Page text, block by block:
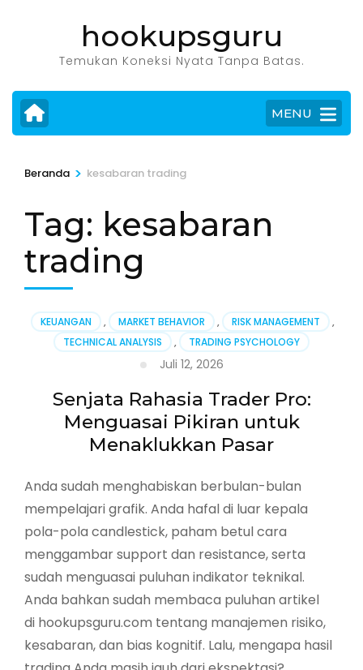
Enter)
hookupsguru
Temukan Koneksi Nyata Tanpa Batas.
MENU
Beranda > kesabaran trading
Tag: kesabaran
trading
KEUANGAN , MARKET BEHAVIOR , RISK MANAGEMENT
,
TECHNICAL ANALYSIS
, TRADING PSYCHOLOGY
Juli 12, 2026
Senjata Rahasia Trader Pro:
Menguasai Pikiran untuk
Menaklukkan Pasar
Anda sudah menghabiskan berbulan-bulan
mempelajari grafik. Anda hafal di luar kepala
pola-pola candlestick, paham betul cara
menggambar support dan resistance, serta
sudah menguasai puluhan indikator teknikal.
Anda bahkan sudah membaca puluhan artikel
di hookupsguru.com tentang manajemen risiko,
kesabaran, dan bias kognitif. Lalu, mengapa hasil